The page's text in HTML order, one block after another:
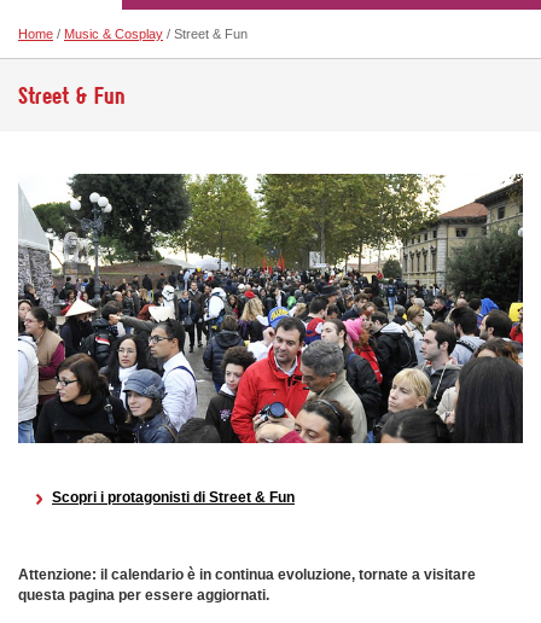
Home / Music & Cosplay / Street & Fun
Street & Fun
Scopri i protagonisti di Street & Fun
Attenzione: il calendario è in continua evoluzione, tornate a visitare
questa pagina per essere aggiornati.